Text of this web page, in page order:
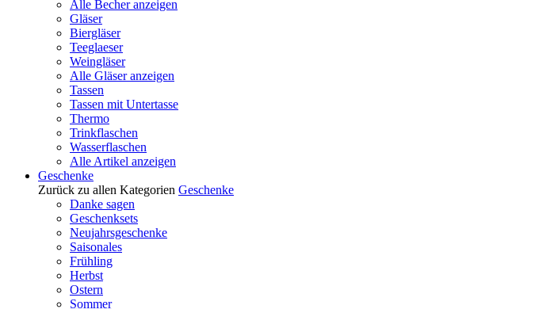
Alle Becher anzeigen
Gläser
Biergläser
Teeglaeser
Weingläser
Alle Gläser anzeigen
Tassen
Tassen mit Untertasse
Thermo
Trinkflaschen
Wasserflaschen
Alle Artikel anzeigen
Geschenke
Zurück zu allen Kategorien Geschenke
Danke sagen
Geschenksets
Neujahrsgeschenke
Saisonales
Frühling
Herbst
Ostern
Sommer